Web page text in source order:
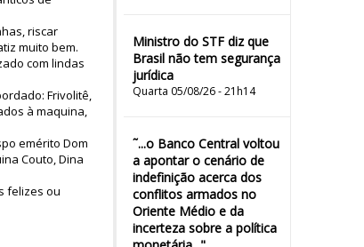
Ministro do STF diz que
Brasil não tem segurança
jurídica
Quarta 05/08/26 - 21h14
˜...o Banco Central voltou
a apontar o cenário de
indefinição acerca dos
conflitos armados no
Oriente Médio e da
incerteza sobre a política
riscar
muito bem.
com lindas
Frivolitê,
à maquina,
emérito Dom
Couto, Dina
felizes ou